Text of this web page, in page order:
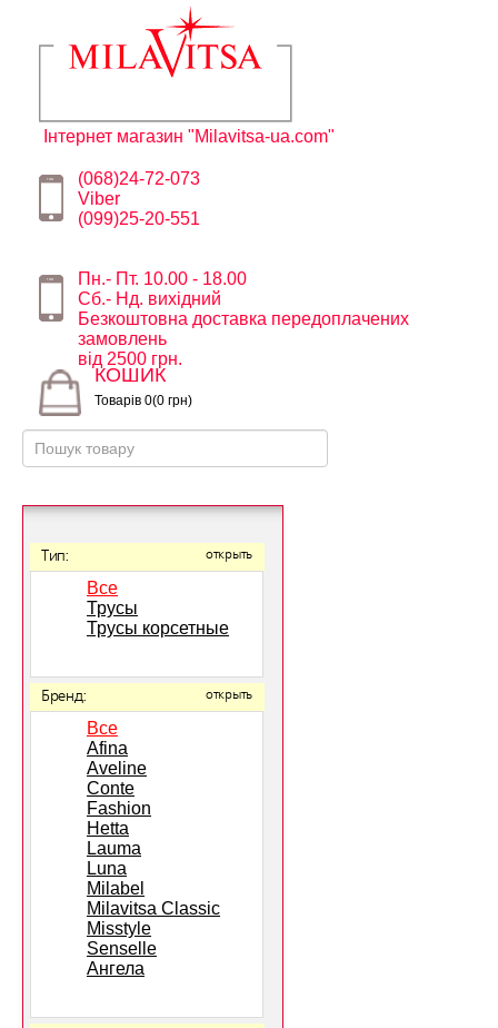
Інтернет магазин "Milavitsa-ua.com"
(068)24-72-073
Viber
(099)25-20-551
Пн.- Пт. 10.00 - 18.00
Сб.- Нд. вихідний
Безкоштовна доставка передоплачених
замовлень
від 2500 грн.
КОШИК
Товарів 0(0 грн)
Тип: открыть
Все
Трусы
Трусы корсетные
Бренд: открыть
Все
Afina
Aveline
Conte
Fashion
Hetta
Lauma
Luna
Milabel
Milavitsa Classic
Misstyle
Senselle
Ангела